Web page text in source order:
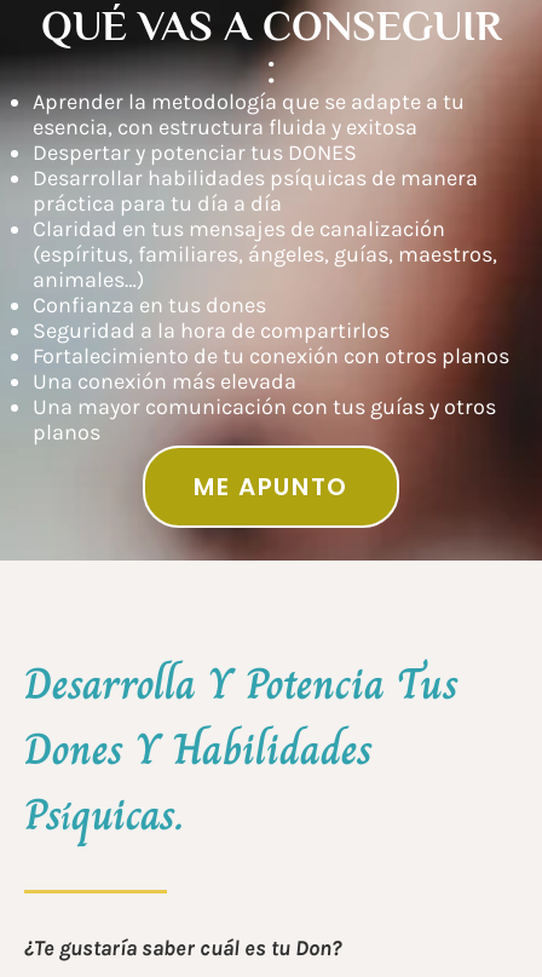
QUÉ VAS A CONSEGUIR
:
Aprender la metodología que se adapte a tu
esencia, con estructura fluida y exitosa
Despertar y potenciar tus DONES
Desarrollar habilidades psíquicas de manera
práctica para tu día a día
Claridad en tus mensajes de canalización
(espíritus, familiares, ángeles, guías, maestros,
animales…)
Confianza en tus dones
Seguridad a la hora de compartirlos
Fortalecimiento de tu conexión con otros planos
Una conexión más elevada
Una mayor comunicación con tus guías y otros
planos
ME APUNTO
Desarrolla Y Potencia Tus
Dones Y Habilidades
Psíquicas.
¿Te gustaría saber cuál es tu Don?